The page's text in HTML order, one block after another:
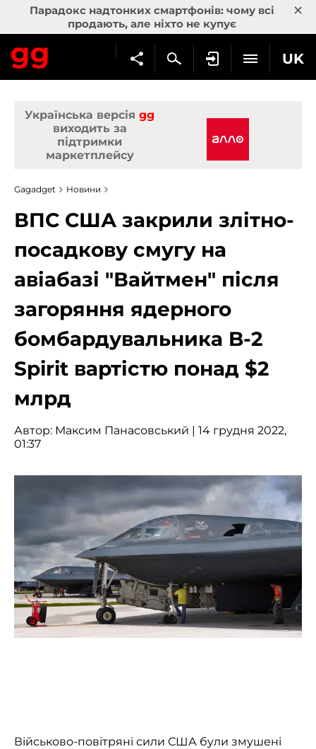
Парадокс надтонких смартфонів: чому всі
продають, але ніхто не купує
×
UK
Українська версія gg
виходить за
підтримки
маркетплейсу
Gagadget Новини
ВПС США закрили злітно-
посадкову смугу на
авіабазі "Вайтмен" після
загоряння ядерного
бомбардувальника B-2
Spirit вартістю понад $2
млрд
Автор: Максим Панасовський | 14 грудня 2022,
01:37
Військово-повітряні сили США були змушені